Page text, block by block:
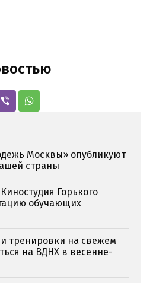
Москвы» опубликуют
страны
Горького
обучающих
тренировки на свежем
на ВДНХ в весенне-